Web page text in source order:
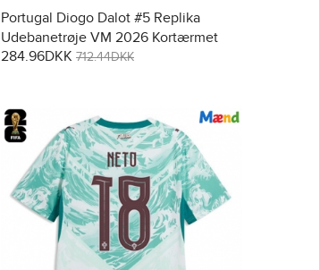
Portugal Diogo Dalot #5 Replika
Udebanetrøje VM 2026 Kortærmet
284.96DKK 712.44DKK